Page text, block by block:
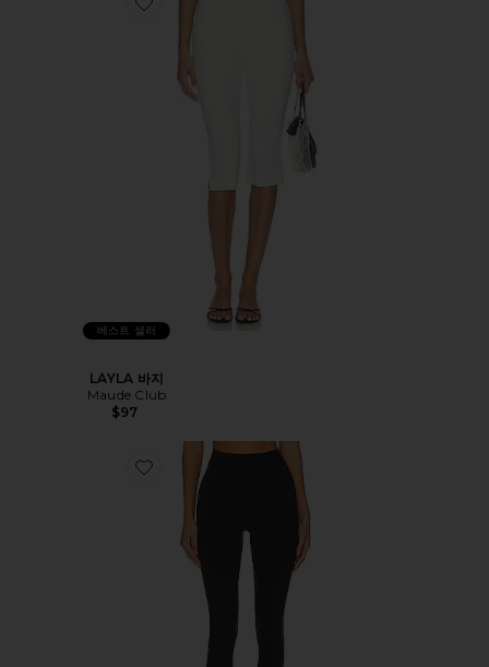
베스트 셀러
LAYLA 바지
Maude Club
$97